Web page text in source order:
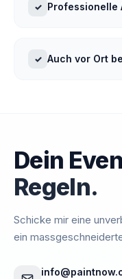
✓ Professionelle
✓ Auch vor Ort
Dein
Regeln.
Schicke mir eine
ein